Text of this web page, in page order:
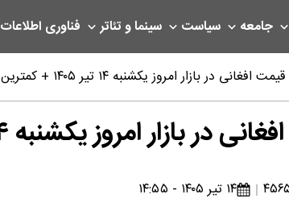
جامعه سیاست سینما و تئاتر فناوری اطلاعات
بازار امروز یکشنبه ۱۴ تیر ۱۴۰۵ + کمترین و بیشترین قیمت در طول روز
۱۴ تیر ۱۴۰۵ + کمترین و بیشترین قیمت در طول روز
۱۴ تیر ۱۴۰۵ - ۱۴:۵۵